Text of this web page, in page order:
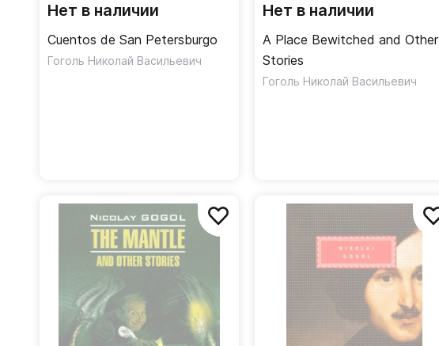
Нет в наличии
Cuentos de San Petersburgo
Гоголь Николай Васильевич
Нет в наличии
A Place Bewitched and Other
Stories
Гоголь Николай Васильевич